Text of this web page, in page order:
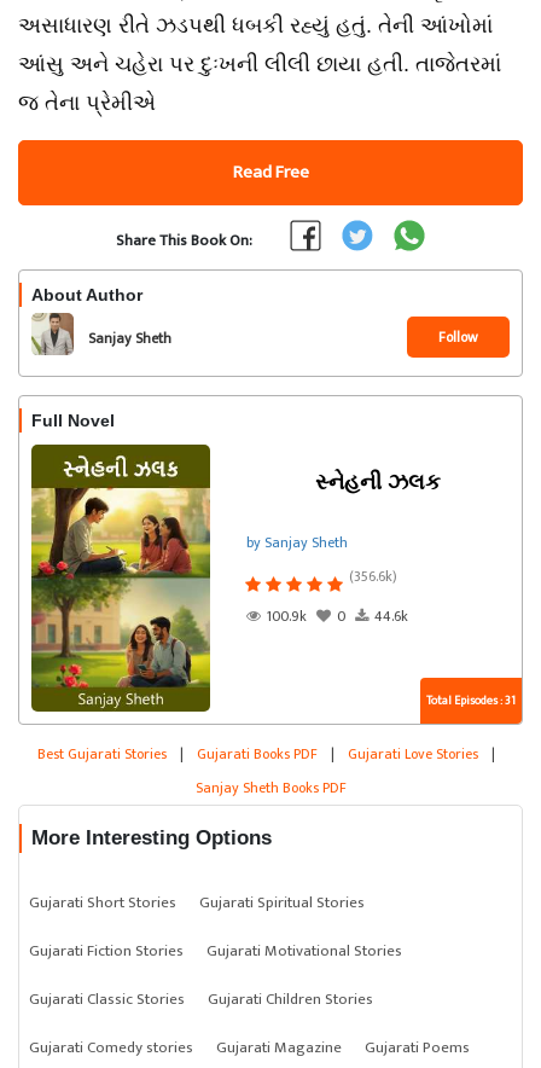
અસાધારણ રીતે ઝડપથી ધબકી રહ્યું હતું. તેની આંખોમાં
આંસુ અને ચહેરા પર દુઃખની લીલી છાયા હતી. તાજેતરમાં
જ તેના પ્રેમીએ
Read Free
Share This Book On:
About Author
Sanjay Sheth Follow
Full Novel
સ્નેહની ઝલક
by Sanjay Sheth
(356.6k)
100.9k
0 44.6k
Total Episodes : 31
Best Gujarati Stories | Gujarati Books PDF | Gujarati Love Stories |
Sanjay Sheth Books PDF
More Interesting Options
Gujarati Short Stories
Gujarati Spiritual Stories
Gujarati Fiction Stories
Gujarati Motivational Stories
Gujarati Classic Stories
Gujarati Children Stories
Gujarati Comedy stories
Gujarati Magazine
Gujarati Poems